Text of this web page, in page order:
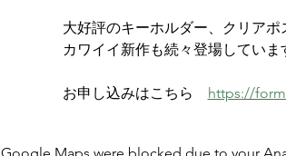
大好評のキーホルダー、クリア
カワイイ新作も続々登場してい
お申し込みはこちら https://